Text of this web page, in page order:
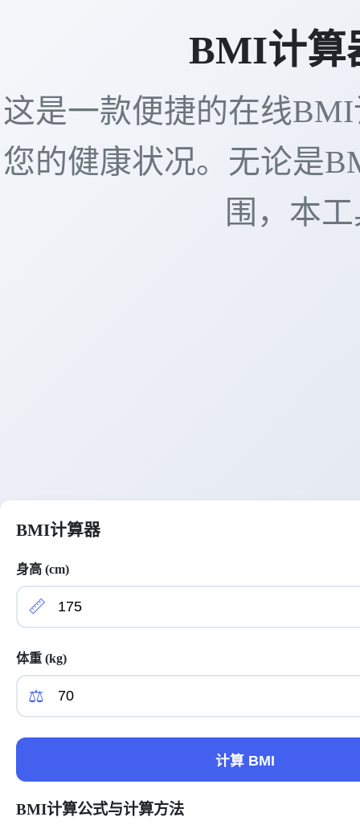
BMI计算
这是一款便捷的在线
您的健康状况。无论是
围，本
BMI计算器
身高 (cm)
📏
体重 (kg)
⚖️
计算 BMI
BMI计算公式与计算方法